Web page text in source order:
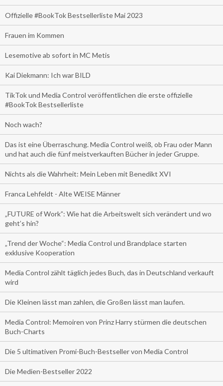
Offizielle #BookTok Bestsellerliste Mai 2023
Frauen im Kommen
Lesemotive ab sofort in MC Metis
Kai Diekmann: Ich war BILD
TikTok und Media Control veröffentlichen die erste offizielle
#BookTok Bestsellerliste
Noch wach?
Das ist eine Überraschung. Media Control weiß, ob Frau oder Mann
und hat auch die fünf meistverkauften Bücher in jeder Gruppe.
Nichts als die Wahrheit: Mein Leben mit Benedikt XVI
Franca Lehfeldt - Alte WEISE Männer
„FUTURE of Work”: Wie hat die Arbeitswelt sich verändert und wo
geht’s hin?
„Trend der Woche“: Media Control und Brandplace starten
exklusive Kooperation
Media Control zählt täglich jedes Buch, das in Deutschland verkauft
wird
Die Kleinen lässt man zahlen, die Großen lässt man laufen.
Media Control: Memoiren von Prinz Harry stürmen die deutschen
Buch-Charts
Die 5 ultimativen Promi-Buch-Bestseller von Media Control
Die Medien-Bestseller 2022